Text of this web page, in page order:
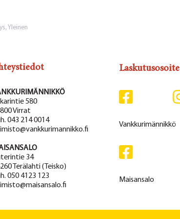
, Yleinen
580
Virrat
043 214 0014
34
Terälahti (Teisko)
050 4123 123
Laskutusosoite
Vankkurimännikkö
Maisansalo